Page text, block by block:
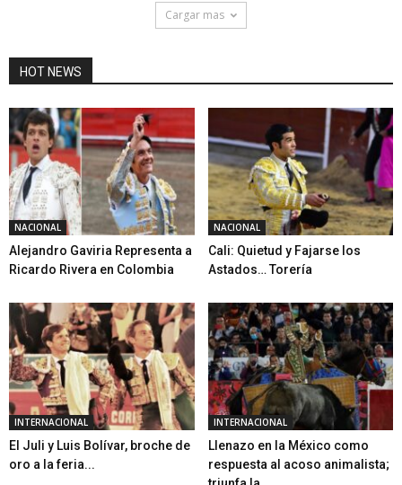
Cargar mas
HOT NEWS
NACIONAL
Alejandro Gaviria Representa a
Ricardo Rivera en Colombia
NACIONAL
Cali: Quietud y Fajarse los
Astados… Torería
INTERNACIONAL
El Juli y Luis Bolívar, broche de
oro a la feria...
INTERNACIONAL
Llenazo en la México como
respuesta al acoso animalista;